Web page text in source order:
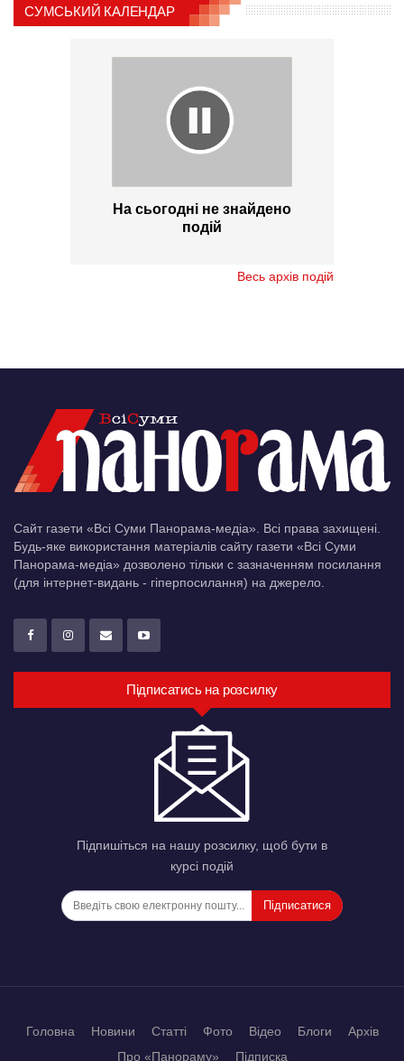
СУМСЬКИЙ КАЛЕНДАР
На сьогодні не знайдено
подій
Весь архів подій
Сайт газети «Всі Суми Панорама-медіа». Всі права захищені.
Будь-яке використання матеріалів сайту газети «Всі Суми
Панорама-медіа» дозволено тільки c зазначенням посилання
(для інтернет-видань - гіперпосилання) на джерело.
Підписатись на розсилку
Підпишіться на нашу розсилку, щоб бути в
курсі подій
Підписатися
Головна Новини Статті Фото Відео Блоги
Архів
Про «Панораму»
Підписка